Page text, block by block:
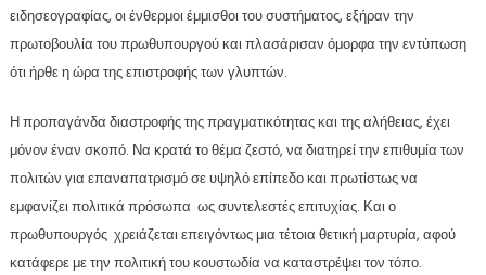
ειδησεογραφίας, οι ένθερμοι έμμισθοι του συστήματος, εξήραν την
πρωτοβουλία του πρωθυπουργού και πλασάρισαν όμορφα την εντύπωση
ότι ήρθε η ώρα της επιστροφής των γλυπτών.
Η προπαγάνδα διαστροφής της πραγματικότητας και της αλήθειας, έχει
μόνον έναν σκοπό. Να κρατά το θέμα ζεστό, να διατηρεί την επιθυμία των
πολιτών για επαναπατρισμό σε υψηλό επίπεδο και πρωτίστως να
εμφανίζει πολιτικά πρόσωπα ως συντελεστές επιτυχίας. Και ο
πρωθυπουργός χρειάζεται επειγόντως μια τέτοια θετική μαρτυρία, αφού
κατάφερε με την πολιτική του κουστωδία να καταστρέψει τον τόπο.